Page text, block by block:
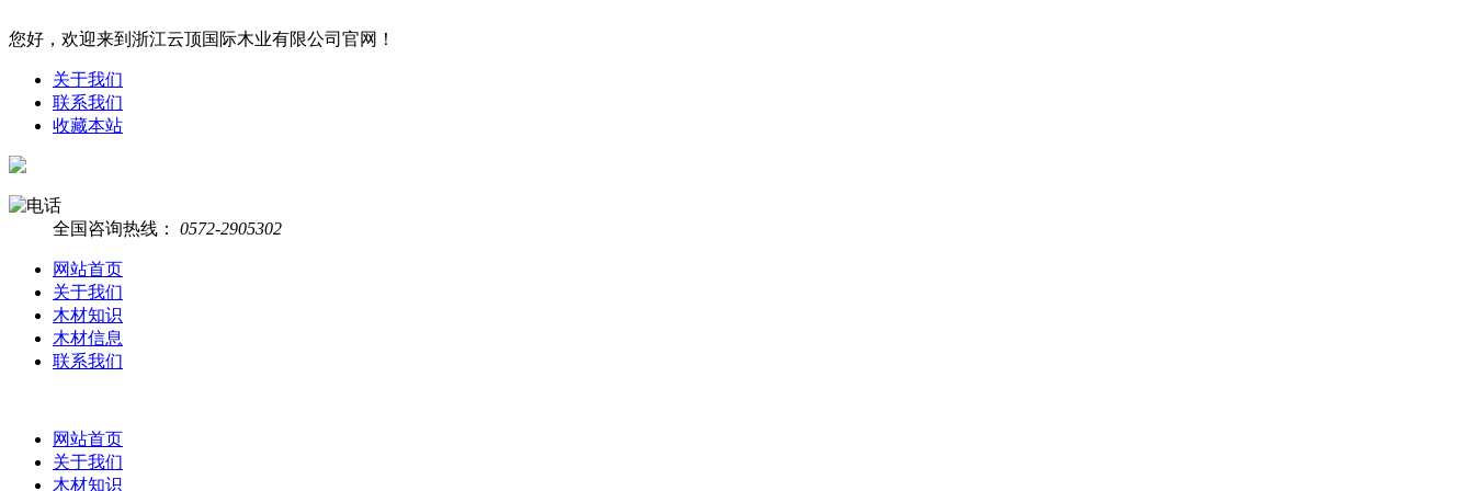
您好，欢迎来到浙江云顶国际木业有限公司官网！
关于我们
联系我们
收藏本站
全国咨询热线： 0572-2905302
网站首页
关于我们
木材知识
木材信息
联系我们
网站首页
关于我们
木材知识